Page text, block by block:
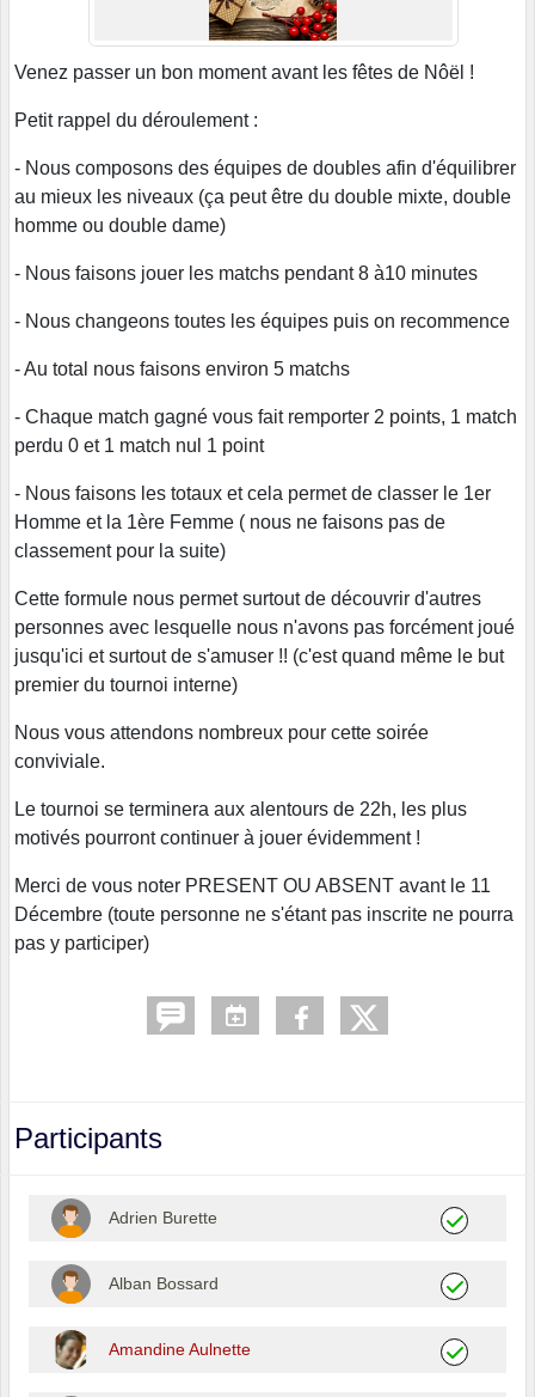
Venez passer un bon moment avant les fêtes de Nôël !
Petit rappel du déroulement :
- Nous composons des équipes de doubles afin d'équilibrer
au mieux les niveaux (ça peut être du double mixte, double
homme ou double dame)
- Nous faisons jouer les matchs pendant 8 à10 minutes
- Nous changeons toutes les équipes puis on recommence
- Au total nous faisons environ 5 matchs
- Chaque match gagné vous fait remporter 2 points, 1 match
perdu 0 et 1 match nul 1 point
- Nous faisons les totaux et cela permet de classer le 1er
Homme et la 1ère Femme ( nous ne faisons pas de
classement pour la suite)
Cette formule nous permet surtout de découvrir d'autres
personnes avec lesquelle nous n'avons pas forcément joué
jusqu'ici et surtout de s'amuser !! (c'est quand même le but
premier du tournoi interne)
Nous vous attendons nombreux pour cette soirée
conviviale.
Le tournoi se terminera aux alentours de 22h, les plus
motivés pourront continuer à jouer évidemment !
Merci de vous noter PRESENT OU ABSENT avant le 11
Décembre (toute personne ne s'étant pas inscrite ne pourra
pas y participer)
Participants
Adrien Burette
Alban Bossard
Amandine Aulnette